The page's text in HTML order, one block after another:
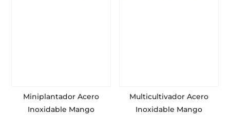
Miniplantador Acero
Inoxidable Mango
Multicultivador Acero
Inoxidable Mango